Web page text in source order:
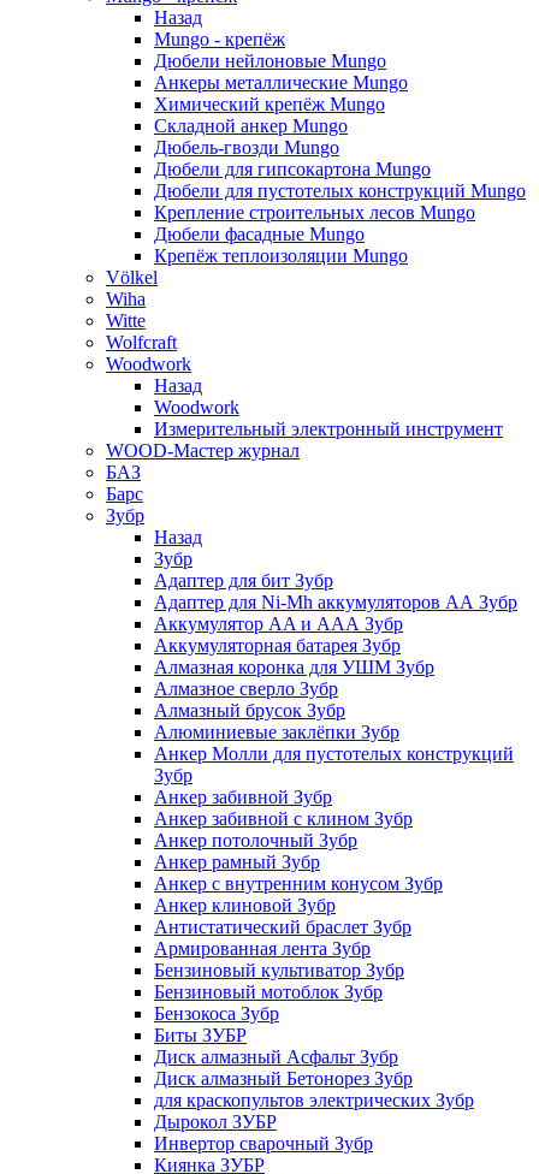
Назад
Mungo - крепёж
Дюбели нейлоновые Mungo
Анкеры металлические Mungo
Химический крепёж Mungo
Складной анкер Mungo
Дюбель-гвозди Mungo
Дюбели для гипсокартона Mungo
Дюбели для пустотелых конструкций Mungo
Крепление строительных лесов Mungo
Дюбели фасадные Mungo
Крепёж теплоизоляции Mungo
Völkel
Wiha
Witte
Wolfcraft
Woodwork
Назад
Woodwork
Измерительный электронный инструмент
WOOD-Мастер журнал
БАЗ
Барс
Зубр
Назад
Зубр
Адаптер для бит Зубр
Адаптер для Ni-Mh аккумуляторов АА Зубр
Аккумулятор AA и ААА Зубр
Аккумуляторная батарея Зубр
Алмазная коронка для УШМ Зубр
Алмазное сверло Зубр
Алмазный брусок Зубр
Алюминиевые заклёпки Зубр
Анкер Молли для пустотелых конструкций
Зубр
Анкер забивной Зубр
Анкер забивной с клином Зубр
Анкер потолочный Зубр
Анкер рамный Зубр
Анкер с внутренним конусом Зубр
Анкер клиновой Зубр
Антистатический браслет Зубр
Армированная лента Зубр
Бензиновый культиватор Зубр
Бензиновый мотоблок Зубр
Бензокоса Зубр
Биты ЗУБР
Диск алмазный Асфальт Зубр
Диск алмазный Бетонорез Зубр
для краскопультов электрических Зубр
Дырокол ЗУБР
Инвертор сварочный Зубр
Киянка ЗУБР